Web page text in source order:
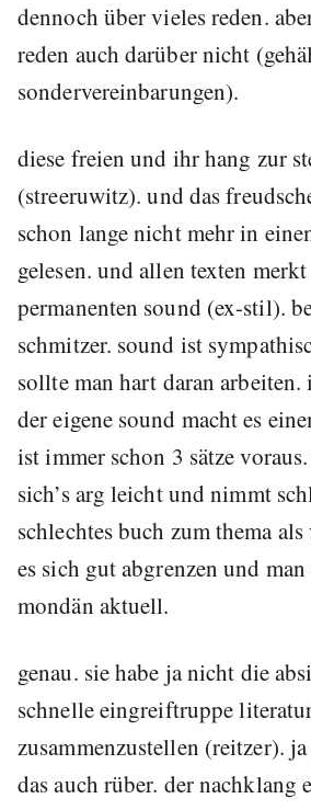
dennoch über vieles reden.
reden auch darüber nicht
sondervereinbarungen).
diese freien und ihr hang zur
(streeruwitz). und das
schon lange nicht mehr in
gelesen. und allen texten
permanenten sound (ex-stil).
schmitzer. sound ist
sollte man hart daran
der eigene sound macht es
ist immer schon 3 sätze
sich’s arg leicht und nimmt
schlechtes buch zum thema
es sich gut abgrenzen und
mondän aktuell.
genau. sie habe ja nicht die
schnelle eingreiftruppe
zusammenzustellen (reitzer).
das auch rüber. der nachklang